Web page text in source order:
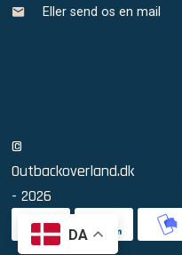
Eller send os en mail
©
Outbackoverland.dk
- 2026
DA